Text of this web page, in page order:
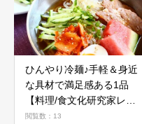
ひんやり冷麺♪手軽＆身近
な具材で満足感ある1品
【料理/食文化研究家レシ
ピ】
閲覧数：13